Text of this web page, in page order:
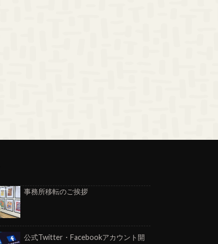
事務所移転のご挨拶
公式Twitter・Facebookアカウント開